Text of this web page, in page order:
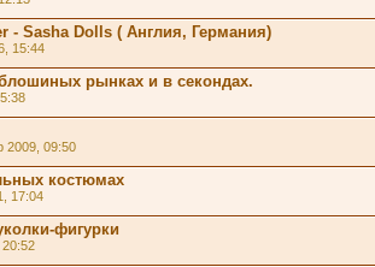
- Sasha Dolls ( Англия, Германия)
15:44
рынках и в секондах.
2009, 09:50
костюмах
17:04
фигурки